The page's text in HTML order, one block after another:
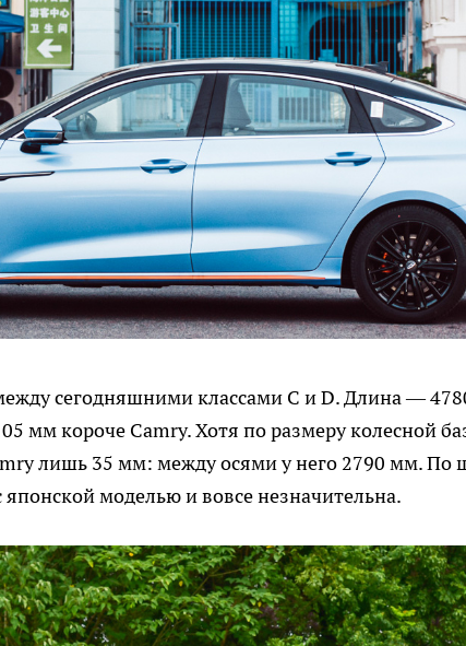
сегодняшними классами C и D. Длина —
мм короче Camry. Хотя по размеру колесной
лишь 35 мм: между осями у него 2790 мм.
моделью и вовсе незначительна.